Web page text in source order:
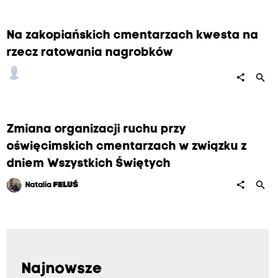
Na zakopiańskich cmentarzach kwesta na
rzecz ratowania nagrobków
share search
Zmiana organizacji ruchu przy
oświęcimskich cmentarzach w związku z
dniem Wszystkich Świętych
Natalia FELUŚ share search
Najnowsze